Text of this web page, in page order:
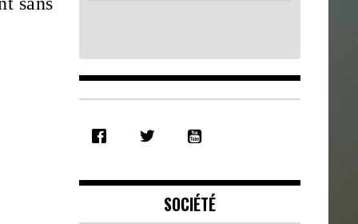
RSS FEED
EMBED
SOCIÉTÉ